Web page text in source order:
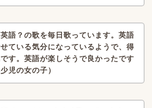
語？の歌を毎日歌っています。英語
ている気分になっているようで、得
す。 英語が楽しそうで良かったです
少児の女の子）